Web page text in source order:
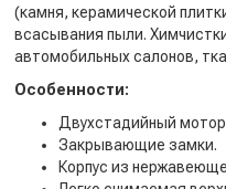
(камня, керамической
всасывания пыли.
автомобильных салонов,
Особенности:
Двухстадийный
Закрывающие замки.
Корпус из